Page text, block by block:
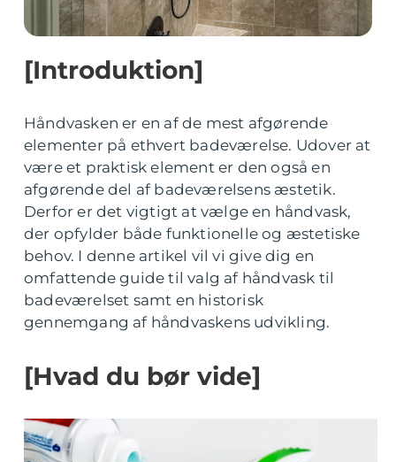
[Introduktion]
Håndvasken er en af de mest afgørende
elementer på ethvert badeværelse. Udover at
være et praktisk element er den også en
afgørende del af badeværelsens æstetik.
Derfor er det vigtigt at vælge en håndvask,
der opfylder både funktionelle og æstetiske
behov. I denne artikel vil vi give dig en
omfattende guide til valg af håndvask til
badeværelset samt en historisk
gennemgang af håndvaskens udvikling.
[Hvad du bør vide]